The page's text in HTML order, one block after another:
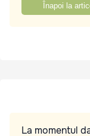
Înapoi la
La momentul